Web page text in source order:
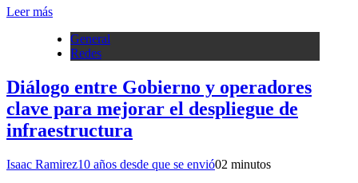
Leer más
General
Redes
Diálogo entre Gobierno y operadores
clave para mejorar el despliegue de
infraestructura
Isaac Ramirez10 años desde que se envió02 minutos